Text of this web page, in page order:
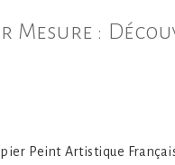
Mesure :
Peint Artistique